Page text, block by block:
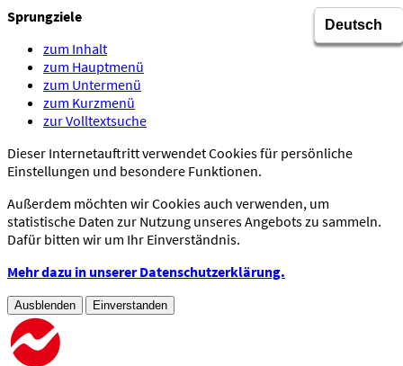
Sprungziele
zum Inhalt
zum Hauptmenü
zum Untermenü
zum Kurzmenü
zur Volltextsuche
Dieser Internetauftritt verwendet Cookies für persönliche
Einstellungen und besondere Funktionen.
Außerdem möchten wir Cookies auch verwenden, um
statistische Daten zur Nutzung unseres Angebots zu sammeln.
Dafür bitten wir um Ihr Einverständnis.
Mehr dazu in unserer Datenschutzerklärung.
Ausblenden Einverstanden